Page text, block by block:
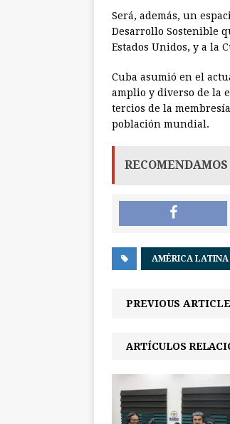
Será, además, un
Desarrollo Sostenible
Estados Unidos, y a la
Cuba asumió en el
amplio y diverso de la
tercios de la
población mundial.
AMÉRICA LATINA
PREVIOUS ARTICLE
ARTÍCULOS